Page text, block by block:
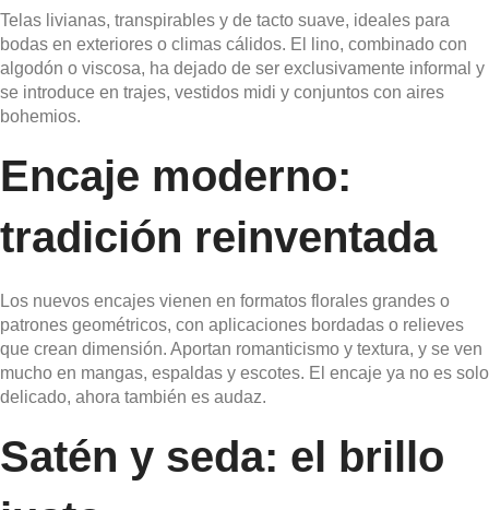
Telas livianas, transpirables y de tacto suave, ideales para
bodas en exteriores o climas cálidos. El lino, combinado con
algodón o viscosa, ha dejado de ser exclusivamente informal y
se introduce en trajes, vestidos midi y conjuntos con aires
bohemios.
Encaje moderno:
tradición reinventada
Los nuevos encajes vienen en formatos florales grandes o
patrones geométricos, con aplicaciones bordadas o relieves
que crean dimensión. Aportan romanticismo y textura, y se ven
mucho en mangas, espaldas y escotes. El encaje ya no es solo
delicado, ahora también es audaz.
Satén y seda: el brillo